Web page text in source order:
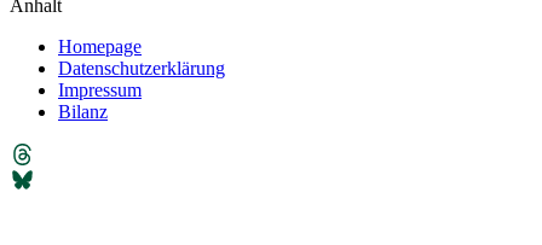
Anhalt
Homepage
Datenschutzerklärung
Impressum
Bilanz